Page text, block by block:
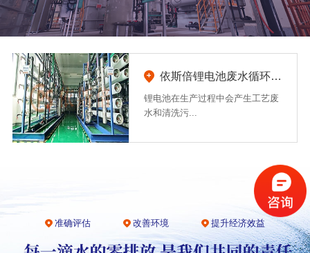
依斯倍锂电池废水循环利用及零排放方案
锂电池在生产过程中会产生工艺废
水和清洗污...
准确评估 改善环境 提升经济效益